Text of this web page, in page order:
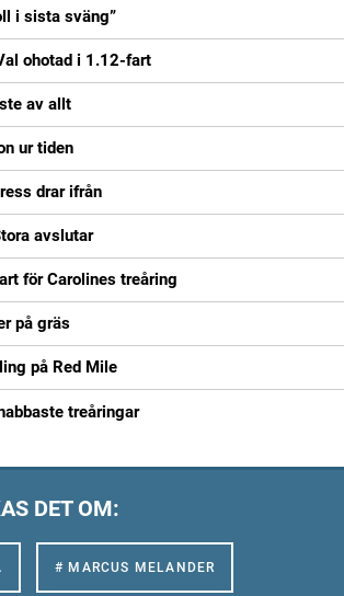
i sista sväng”
ohotad i 1.12-fart
av allt
ur tiden
drar ifrån
avslutar
för Carolines treåring
på gräs
på Red Mile
treåringar
DET OM:
# MARCUS MELANDER